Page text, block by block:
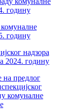
годину
годину
надзора
2024. годину
предлог
комуналне